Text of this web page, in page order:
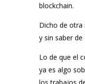
blockchain.
Dicho de otra
y sin saber
Lo de que el
ya es algo
los trabajos